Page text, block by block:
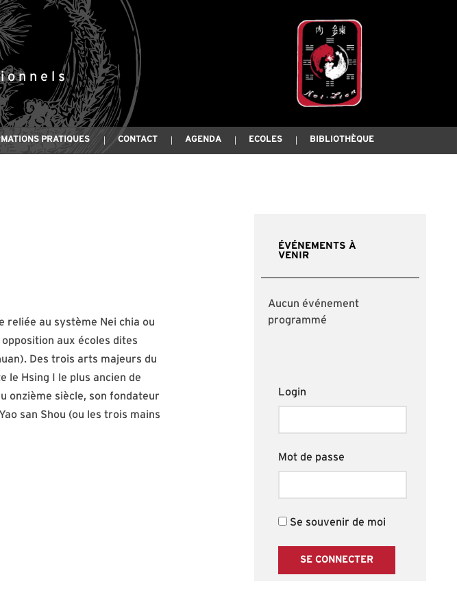
PRATIQUES CONTACT AGENDA ECOLES BIBLIOTHÈQUE
reliée au système Nei chia ou
aux écoles dites
Des trois arts majeurs du
le Hsing I le plus ancien de
onzième siècle, son fondateur
san Shou (ou les trois mains
ÉVÉNEMENTS À
VENIR
Aucun événement
programmé
Login
Mot de passe
Se souvenir de moi